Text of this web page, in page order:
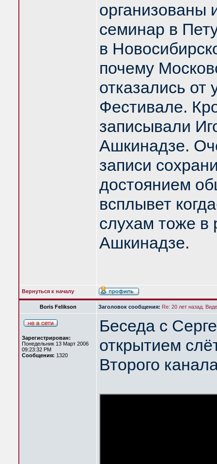
организованы
семинар в
в
почему
отказались от
Фестивале.
записывали
Ашкинадзе.
записи
достоянием
всплывет
слухам тоже в
Ашкинадзе.
Вернуться к началу
Boris Felikson Заголовок сообщения: Re: 20 лет назад.
Зарегистрирован:
Понедельник 13 Март 2006
09:23:32 PM
Сообщения: 1320
Беседа с
открытием
Второго